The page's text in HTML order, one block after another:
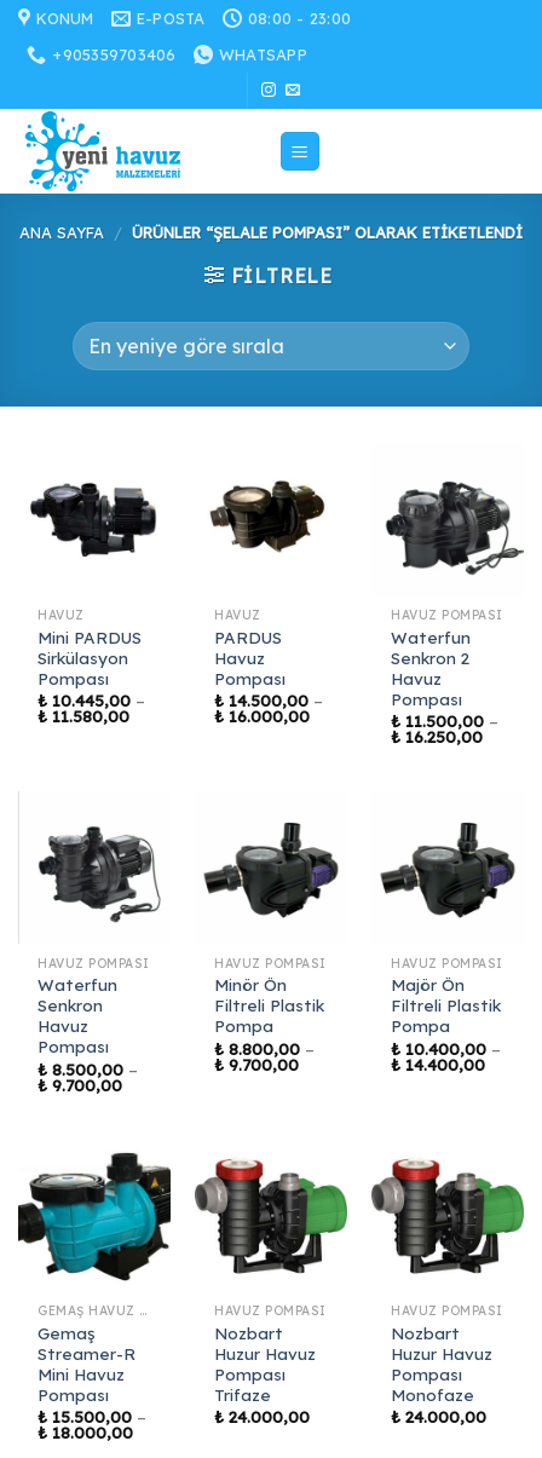
İçeriğe
atla
KONUM E-POSTA
08:00 - 23:00
+905359703406
WHATSAPP
ANA SAYFA / ÜRÜNLER “ŞELALE POMPASI” OLARAK ETIKETLENDI
FILTRELE
HAVUZ
Mini PARDUS
Sirkülasyon
Pompası
₺ 10.445,00 –
₺ 11.580,00Fiyat
HAVUZ
PARDUS
Havuz
Pompası
₺ 14.500,00 –
₺ 16.000,00Fiyat
₺ 14.500,00
HAVUZ POMPASI
Waterfun
Senkron 2
Havuz
Pompası
₺ 11.500,00 –
₺ 16.250,00Fiyat
HAVUZ POMPASI
Waterfun
Senkron
Havuz
Pompası
₺ 8.500,00 –
₺ 9.700,00Fiyat
HAVUZ POMPASI
Minör Ön
Filtreli Plastik
Pompa
₺ 8.800,00 –
₺ 9.700,00Fiyat
HAVUZ POMPASI
Majör Ön
Filtreli Plastik
Pompa
₺ 10.400,00 –
₺ 14.400,00Fiyat
GEMAŞ HAVUZ POMPASI
Gemaş
Streamer-R
Mini Havuz
Pompası
₺ 15.500,00 –
₺ 18.000,00Fiyat
HAVUZ POMPASI
Nozbart
Huzur Havuz
Pompası
Trifaze
₺ 24.000,00
HAVUZ POMPASI
Nozbart
Huzur Havuz
Pompası
Monofaze
₺ 24.000,00